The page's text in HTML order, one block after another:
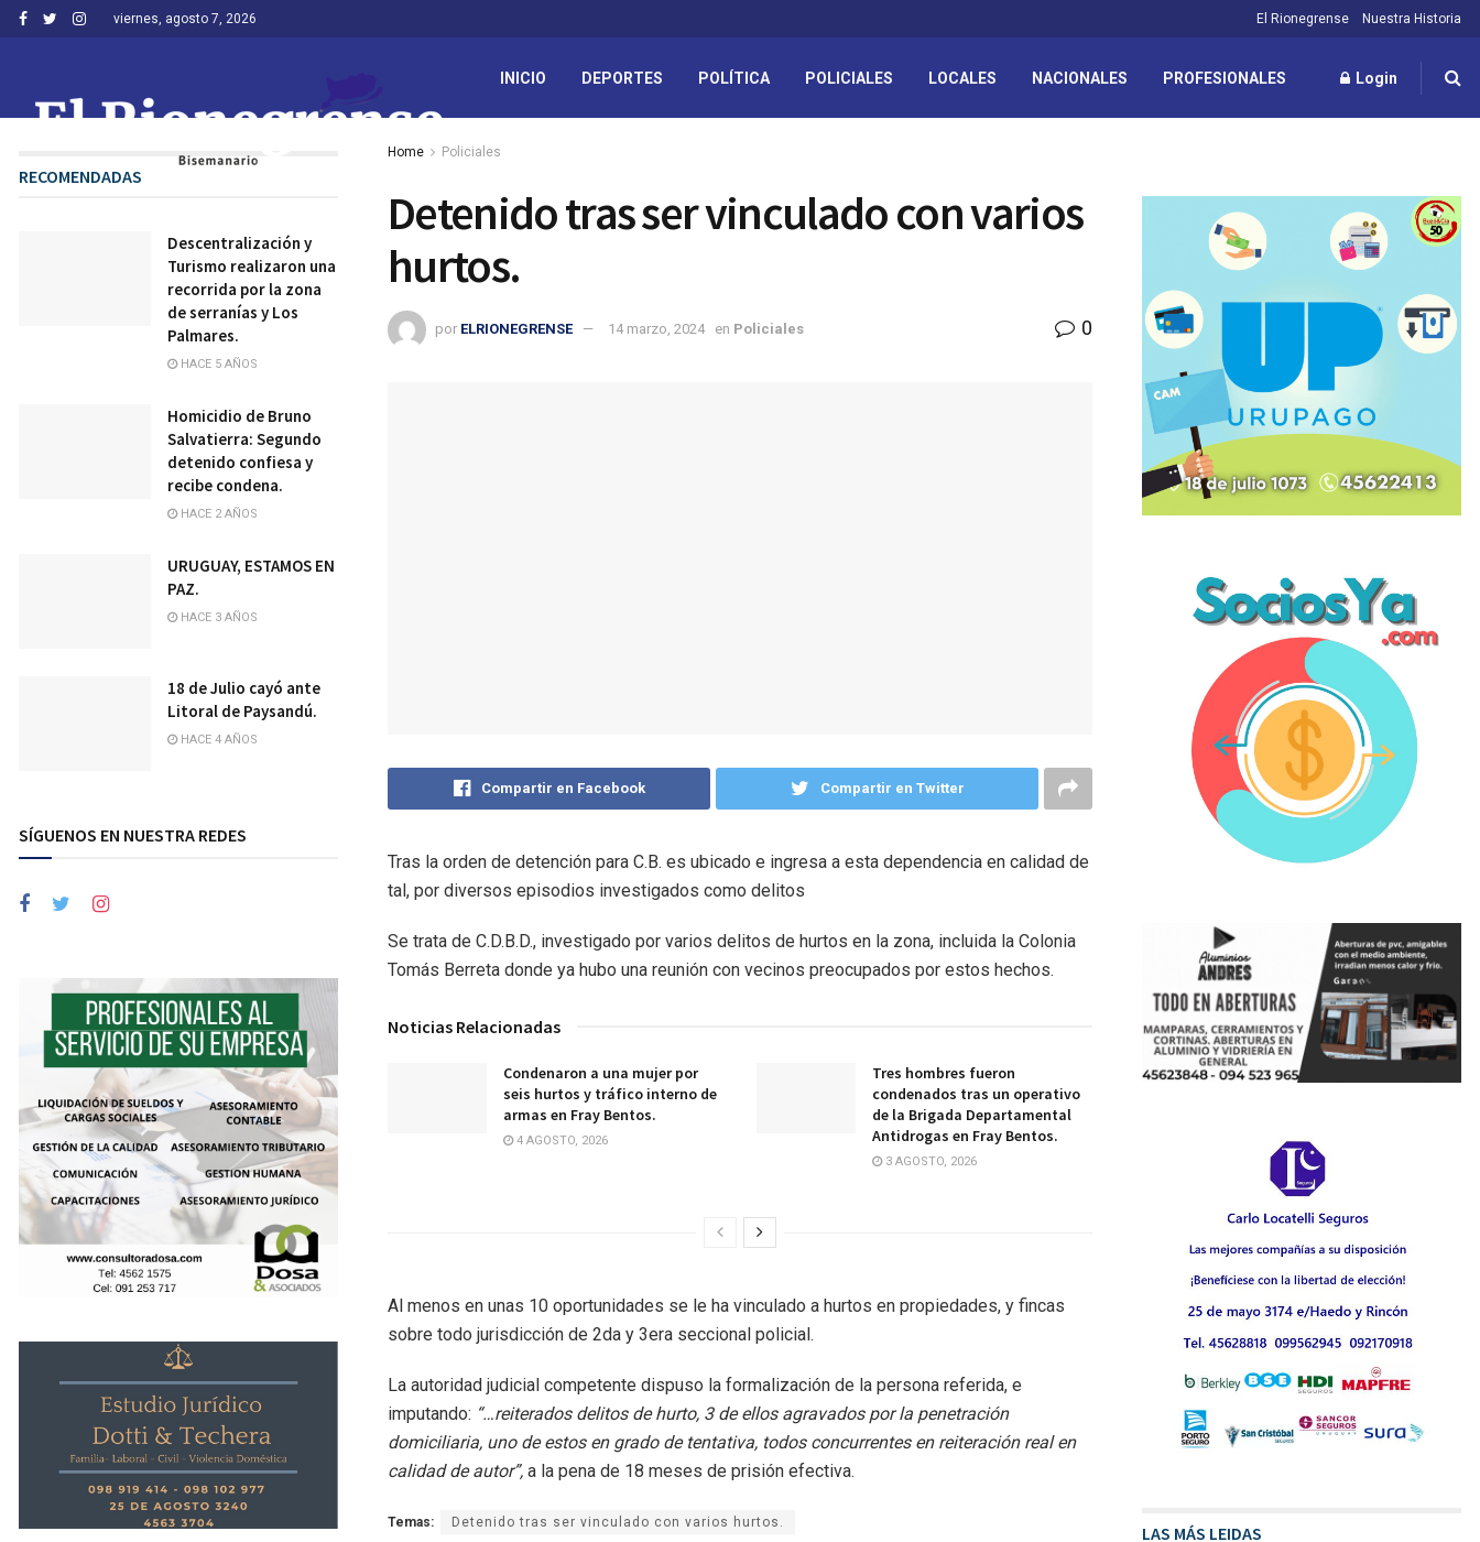
viernes, agosto 7, 2026 El Rionegrense Nuestra Historia
INICIO DEPORTES POLÍTICA POLICIALES LOCALES NACIONALES PROFESIONALES Login
Home Policiales
Detenido tras ser vinculado con varios
hurtos.
por ELRIONEGRENSE 14 marzo, 2024 en Policiales 0
Compartir en Facebook Compartir en Twitter
Tras la orden de detención para C.B. es ubicado e ingresa a esta dependencia en calidad de
tal, por diversos episodios investigados como delitos
Se trata de C.D.B.D., investigado por varios delitos de hurtos en la zona, incluida la Colonia
Tomás Berreta donde ya hubo una reunión con vecinos preocupados por estos hechos.
Noticias Relacionadas
Condenaron a una mujer por
seis hurtos y tráfico interno de
armas en Fray Bentos.
4 AGOSTO, 2026
Tres hombres fueron
condenados tras un operativo
de la Brigada Departamental
Antidrogas en Fray Bentos.
3 AGOSTO, 2026
Al menos en unas 10 oportunidades se le ha vinculado a hurtos en propiedades, y fincas
sobre todo jurisdicción de 2da y 3era seccional policial.
La autoridad judicial competente dispuso la formalización de la persona referida, e
imputando: “…reiterados delitos de hurto, 3 de ellos agravados por la penetración
domiciliaria, uno de estos en grado de tentativa, todos concurrentes en reiteración real en
calidad de autor”, a la pena de 18 meses de prisión efectiva.
Temas: Detenido tras ser vinculado con varios hurtos.
RECOMENDADAS
Descentralización y
Turismo realizaron una
recorrida por la zona
de serranías y Los
Palmares.
HACE 5 AÑOS
Homicidio de Bruno
Salvatierra: Segundo
detenido confiesa y
recibe condena.
HACE 2 AÑOS
URUGUAY, ESTAMOS EN
PAZ.
HACE 3 AÑOS
18 de Julio cayó ante
Litoral de Paysandú.
HACE 4 AÑOS
SÍGUENOS EN NUESTRA REDES
LAS MÁS LEIDAS